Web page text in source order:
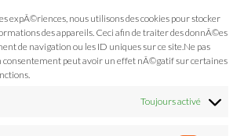
expÃ©riences, nous utilisons des cookies pour stocker
des appareils. Ceci afin de traiter des donnÃ©es
de navigation ou les ID uniques sur ce site.Ne pas
consentement peut avoir un effet nÃ©gatif sur certaines
Toujours activé